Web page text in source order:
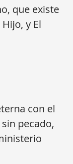
que existe
y El
con el
pecado,